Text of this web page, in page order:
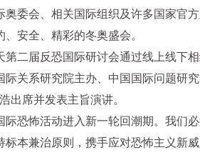
委会、相关国际组织及许多国家官
安全、精彩的冬奥盛会。
二届反恐国际研讨会通过线上线下
际关系研究院主办、中国国际问题研
出席并发表主旨演讲。
际恐怖活动进入新一轮回潮期。我
本兼治原则，携手应对恐怖主义新威